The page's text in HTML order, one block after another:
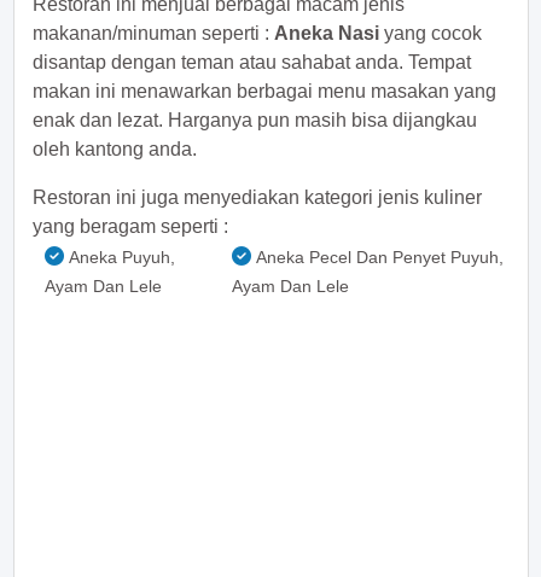
Restoran ini menjual berbagai macam jenis
makanan/minuman seperti : Aneka Nasi yang cocok
disantap dengan teman atau sahabat anda. Tempat
makan ini menawarkan berbagai menu masakan yang
enak dan lezat. Harganya pun masih bisa dijangkau
oleh kantong anda.
Restoran ini juga menyediakan kategori jenis kuliner
yang beragam seperti :
Aneka Puyuh,
Ayam Dan Lele
Aneka Pecel Dan Penyet Puyuh,
Ayam Dan Lele